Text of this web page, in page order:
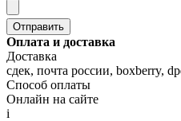
Оплата и доставка
Доставка
сдек, почта россии, boxberry,
Способ оплаты
Онлайн на сайте
i